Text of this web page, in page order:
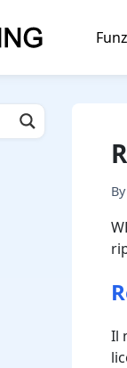
By
Il